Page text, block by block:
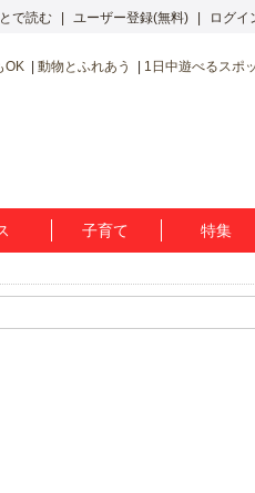
で読む ユーザー登録(無料) ログイ
OK 動物とふれあう 1日中遊べるスポ
子育て 特集